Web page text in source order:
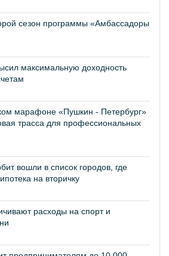
сезон программы «Амбассадоры
максимальную доходность
марафоне «Пушкин - Петербург»
трасса для профессиональных
вошли в список городов, где
на вторичку
расходы на спорт и